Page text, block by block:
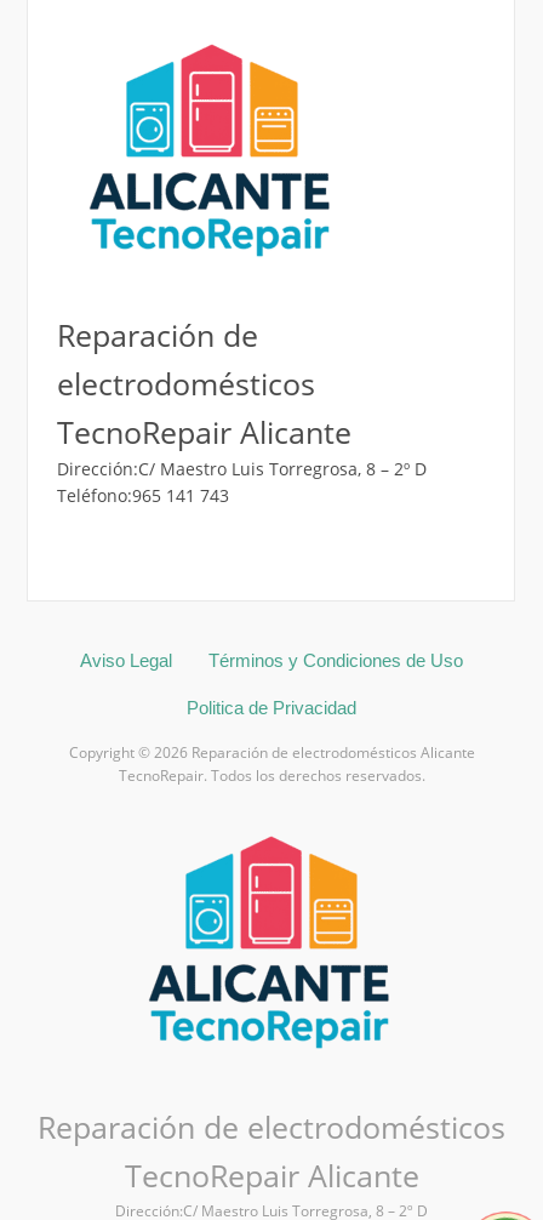
Reparación de
electrodomésticos
TecnoRepair Alicante
Dirección:C/ Maestro Luis Torregrosa, 8 – 2º D
Teléfono:965 141 743
Aviso Legal Términos y Condiciones de Uso
Politica de Privacidad
Copyright © 2026 Reparación de electrodomésticos Alicante
TecnoRepair. Todos los derechos reservados.
Reparación de electrodomésticos
TecnoRepair Alicante
Dirección:C/ Maestro Luis Torregrosa, 8 – 2º D